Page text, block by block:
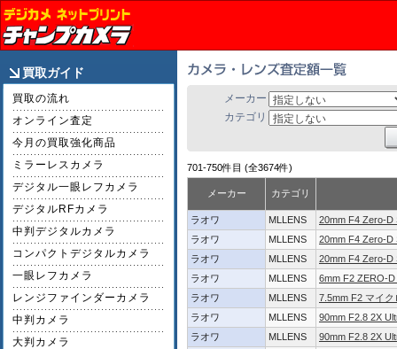
買取ガイド
買取の流れ
オンライン査定
今月の買取強化商品
ミラーレスカメラ
デジタル一眼レフカメラ
デジタルRFカメラ
中判デジタルカメラ
コンパクトデジタルカメラ
一眼レフカメラ
レンジファインダーカメラ
中判カメラ
大判カメラ
メーカー
カテゴリ
701-750件目 (全3674件)
メーカー カテゴリ
ラオワ MLLENS
20mm F4 Zero-D
ラオワ
MLLENS
20mm F4 Zero-D
ラオワ
MLLENS
20mm F4 Zero-D
ラオワ
MLLENS
6mm F2 ZERO-
ラオワ
MLLENS
7.5mm F2 マイ
ラオワ
MLLENS
90mm F2.8 2X
ラオワ
MLLENS
90mm F2.8 2X